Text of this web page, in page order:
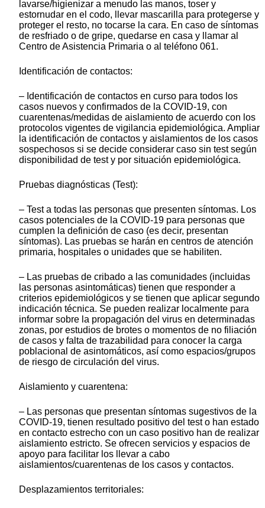
lavarse/higienizar a menudo las manos, toser y
estornudar en el codo, llevar mascarilla para protegerse y
proteger el resto, no tocarse la cara. En caso de síntomas
de resfriado o de gripe, quedarse en casa y llamar al
Centro de Asistencia Primaria o al teléfono 061.
Identificación de contactos:
– Identificación de contactos en curso para todos los
casos nuevos y confirmados de la COVID-19, con
cuarentenas/medidas de aislamiento de acuerdo con los
protocolos vigentes de vigilancia epidemiológica. Ampliar
la identificación de contactos y aislamientos de los casos
sospechosos si se decide considerar caso sin test según
disponibilidad de test y por situación epidemiológica.
Pruebas diagnósticas (Test):
– Test a todas las personas que presenten síntomas. Los
casos potenciales de la COVID-19 para personas que
cumplen la definición de caso (es decir, presentan
síntomas). Las pruebas se harán en centros de atención
primaria, hospitales o unidades que se habiliten.
– Las pruebas de cribado a las comunidades (incluidas
las personas asintomáticas) tienen que responder a
criterios epidemiológicos y se tienen que aplicar segundo
indicación técnica. Se pueden realizar localmente para
informar sobre la propagación del virus en determinadas
zonas, por estudios de brotes o momentos de no filiación
de casos y falta de trazabilidad para conocer la carga
poblacional de asintomáticos, así como espacios/grupos
de riesgo de circulación del virus.
Aislamiento y cuarentena:
– Las personas que presentan síntomas sugestivos de la
COVID-19, tienen resultado positivo del test o han estado
en contacto estrecho con un caso positivo han de realizar
aislamiento estricto. Se ofrecen servicios y espacios de
apoyo para facilitar los llevar a cabo
aislamientos/cuarentenas de los casos y contactos.
Desplazamientos territoriales: